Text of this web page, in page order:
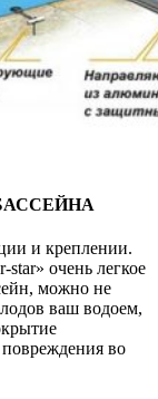
и креплении.
очень легкое
можно не
ваш водоем,
повреждения во